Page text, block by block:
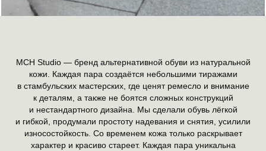
MCH Studio — бренд альтернативной обуви из натуральной
кожи. Каждая пара создаётся небольшими тиражами
в стамбульских мастерских, где ценят ремесло и внимание
к деталям, а также не боятся сложных конструкций
и нестандартного дизайна. Мы сделали обувь лёгкой
и гибкой, продумали простоту надевания и снятия, усилили
износостойкость. Со временем кожа только раскрывает
характер и красиво стареет. Каждая пара уникальна